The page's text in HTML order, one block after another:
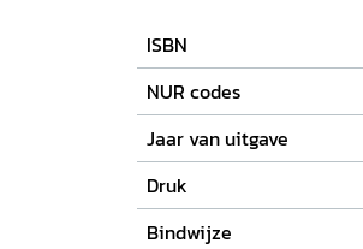
en andere paren
familie, overheid en kerk
benadrukken. Het was
toegang tot de meer dan
Hage voor zijn
in opgenomen.
ISBN
NUR codes
Jaar van uitgave
Druk
Bindwijze